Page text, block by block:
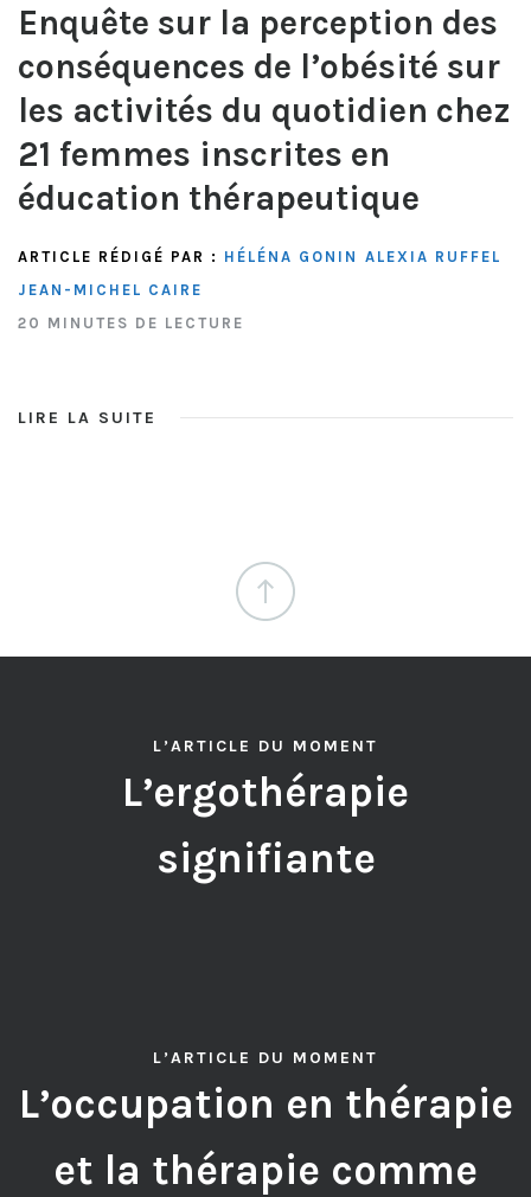
Enquête sur la perception des
conséquences de l’obésité sur
les activités du quotidien chez
21 femmes inscrites en
éducation thérapeutique
ARTICLE RÉDIGÉ PAR : HÉLÉNA GONIN ALEXIA RUFFEL
JEAN-MICHEL CAIRE
20 MINUTES DE LECTURE
LIRE LA SUITE
L’ARTICLE DU MOMENT
L’ergothérapie
signifiante
L’ARTICLE DU MOMENT
L’occupation en thérapie
et la thérapie comme